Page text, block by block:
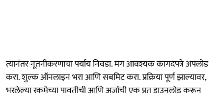
त्यानंतर नूतनीकरणाचा पर्याय निवडा. मग आवश्यक कागदपत्रे अपलोड
करा. शुल्क ऑनलाइन भरा आणि सबमिट करा. प्रक्रिया पूर्ण झाल्यावर,
भरलेल्या रकमेच्या पावतीची आणि अर्जाची एक प्रत डाउनलोड करून